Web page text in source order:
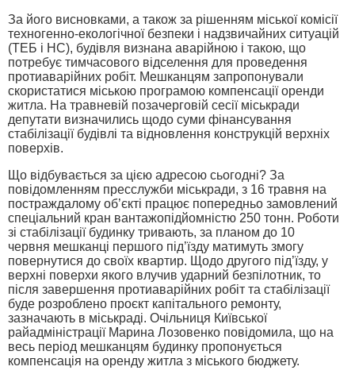
За його висновками, а також за рішенням міської комісії
техногенно-екологічної безпеки і надзвичайних ситуацій
(ТЕБ і НС), будівля визнана аварійною і такою, що
потребує тимчасового відселення для проведення
протиаварійних робіт. Мешканцям запропонували
скористатися міською програмою компенсації оренди
житла. На травневій позачерговій сесії міськради
депутати визначились щодо суми фінансування
стабілізації будівлі та відновлення конструкцій верхніх
поверхів.
Що відбувається за цією адресою сьогодні? За
повідомленням пресслужби міськради, з 16 травня на
постраждалому об’єкті працює попередньо замовлений
спеціальний кран вантажопідйомністю 250 тонн. Роботи
зі стабілізації будинку тривають, за планом до 10
червня мешканці першого під’їзду матимуть змогу
повернутися до своїх квартир. Щодо другого під’їзду, у
верхні поверхи якого влучив ударний безпілотник, то
після завершення протиаварійних робіт та стабілізації
буде розроблено проєкт капітального ремонту,
зазначають в міськраді. Очільниця Київської
райадміністрації Марина Лозовенко повідомила, що на
весь період мешканцям будинку пропонується
компенсація на оренду житла з міського бюджету.